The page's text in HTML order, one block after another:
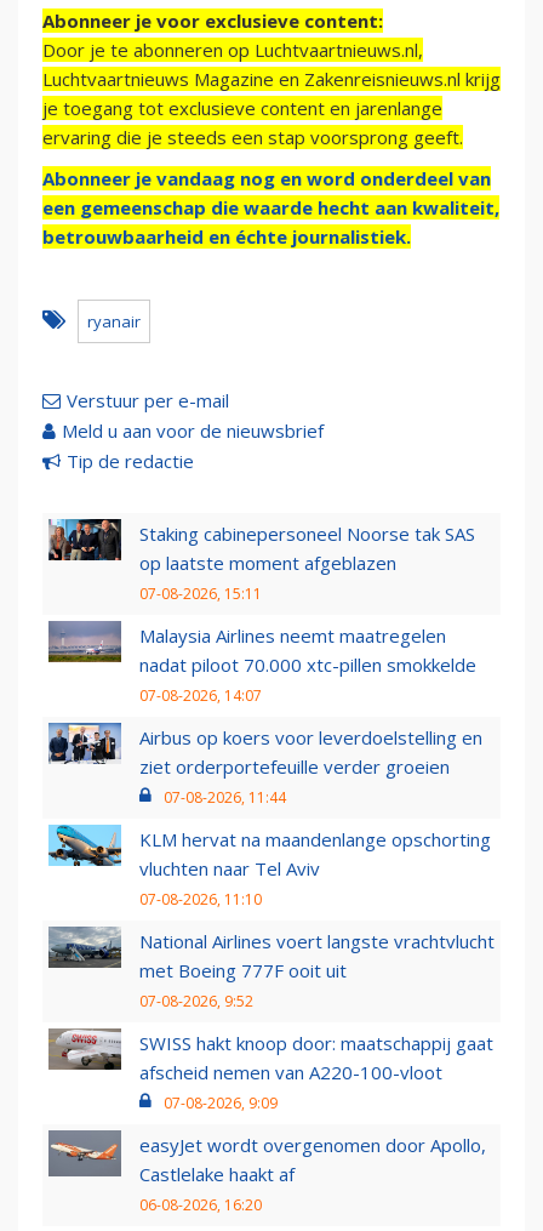
Abonneer je voor exclusieve content:
Door je te abonneren op Luchtvaartnieuws.nl,
Luchtvaartnieuws Magazine en Zakenreisnieuws.nl krijg
je toegang tot exclusieve content en jarenlange
ervaring die je steeds een stap voorsprong geeft.
Abonneer je vandaag nog en word onderdeel van
een gemeenschap die waarde hecht aan kwaliteit,
betrouwbaarheid en échte journalistiek.
ryanair
Verstuur per e-mail
Meld u aan voor de nieuwsbrief
Tip de redactie
Staking cabinepersoneel Noorse tak SAS
op laatste moment afgeblazen
07-08-2026, 15:11
Malaysia Airlines neemt maatregelen
nadat piloot 70.000 xtc-pillen smokkelde
07-08-2026, 14:07
Airbus op koers voor leverdoelstelling en
ziet orderportefeuille verder groeien
07-08-2026, 11:44
KLM hervat na maandenlange opschorting
vluchten naar Tel Aviv
07-08-2026, 11:10
National Airlines voert langste vrachtvlucht
met Boeing 777F ooit uit
07-08-2026, 9:52
SWISS hakt knoop door: maatschappij gaat
afscheid nemen van A220-100-vloot
07-08-2026, 9:09
easyJet wordt overgenomen door Apollo,
Castlelake haakt af
06-08-2026, 16:20